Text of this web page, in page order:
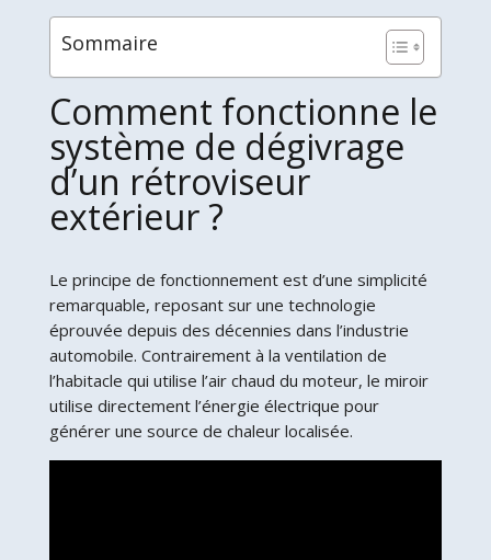
Sommaire
Comment fonctionne le
système de dégivrage
d’un rétroviseur
extérieur ?
Le principe de fonctionnement est d’une simplicité
remarquable, reposant sur une technologie
éprouvée depuis des décennies dans l’industrie
automobile. Contrairement à la ventilation de
l’habitacle qui utilise l’air chaud du moteur, le miroir
utilise directement l’énergie électrique pour
générer une source de chaleur localisée.